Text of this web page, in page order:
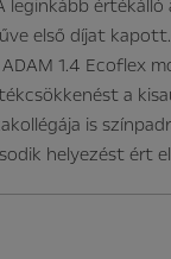
leginkább
első díjat
1.4 Ecoflex
a
is
helyezést ért el